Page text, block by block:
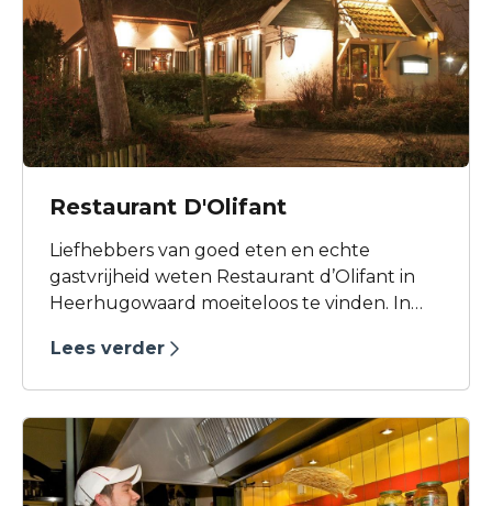
Restaurant D'Olifant
Liefhebbers van goed eten en echte
gastvrijheid weten Restaurant d’Olifant in
Heerhugowaard moeiteloos te vinden. In
alles om sfeer, kwaliteit en ontspannen
Lees verder